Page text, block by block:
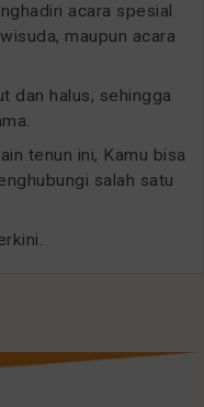
acara spesial
maupun acara
dan halus, sehingga
tenun ini, Kamu bisa
salah satu